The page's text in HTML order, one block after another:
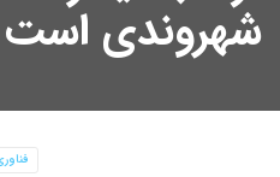
شهروندی است